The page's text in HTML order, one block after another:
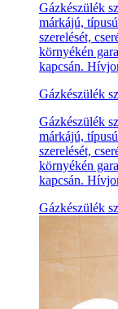
Gázkészülék
márkájú,
szerelését,
környékén
kapcsán.
Gázkészülék
Gázkészülék
márkájú,
szerelését,
környékén
kapcsán.
Gázkészülék